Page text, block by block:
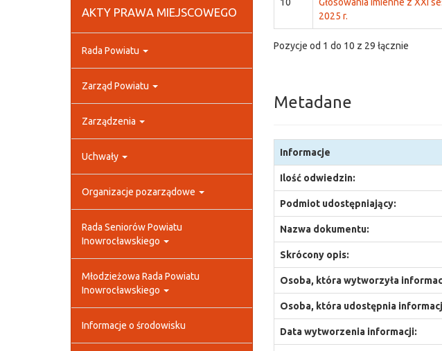
AKTY PRAWA MIEJSCOWEGO
Rada Powiatu
Zarząd Powiatu
Zarządzenia
Uchwały
Organizacje pozarządowe
Rada Seniorów Powiatu
Inowrocławskiego
Młodzieżowa Rada Powiatu
Inowrocławskiego
Informacje o środowisku
2025 r.
Pozycje od 1 do 10 z 29 łącznie
Metadane
Informacje
Ilość odwiedzin:
Podmiot udostępniający:
Nazwa dokumentu:
Skrócony opis:
Osoba, która wytworzyła
Osoba, która udostępnia
Data wytworzenia informacji: